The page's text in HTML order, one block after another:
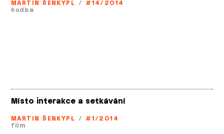
MARTIN ŠENKYPL / #14/2014
hudba
Místo interakce a setkávání
MARTIN ŠENKYPL / #1/2014
film